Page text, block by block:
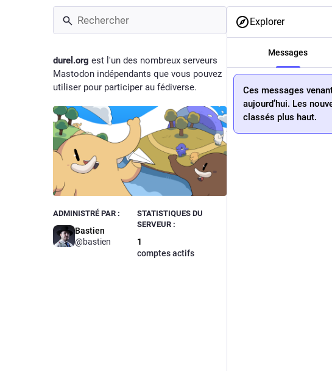
durel.org est l'un des nombreux serveurs
Mastodon indépendants que vous pouvez
utiliser pour participer au fédiverse.
ADMINISTRÉ PAR :
Bastien
@bastien
STATISTIQUES DU
SERVEUR :
1
comptes actifs
Explorer
Messages
Ces messages
aujourd’hui. Les
classés plus haut.